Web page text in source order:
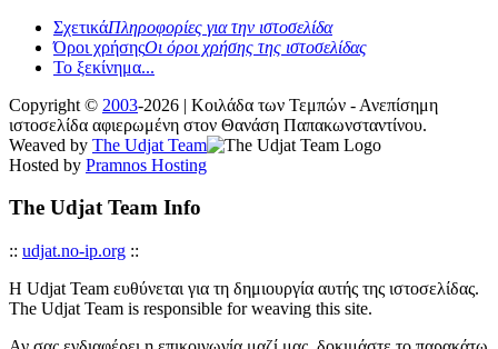
ΣχετικάΠληροφορίες για την ιστοσελίδα
Όροι χρήσηςΟι όροι χρήσης της ιστοσελίδας
Το ξεκίνημα...
Copyright © 2003-2026 | Κοιλάδα των Τεμπών - Ανεπίσημη
ιστοσελίδα αφιερωμένη στον Θανάση Παπακωνσταντίνου.
Weaved by The Udjat Team
Hosted by Pramnos Hosting
The Udjat Team Info
:: udjat.no-ip.org ::
Η Udjat Team ευθύνεται για τη δημιουργία αυτής της ιστοσελίδας.
The Udjat Team is responsible for weaving this site.